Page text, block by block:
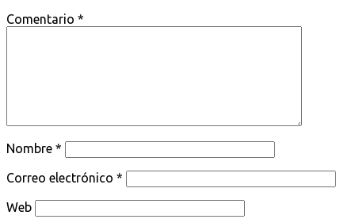
Comentario *
Nombre *
Correo electrónico *
Web